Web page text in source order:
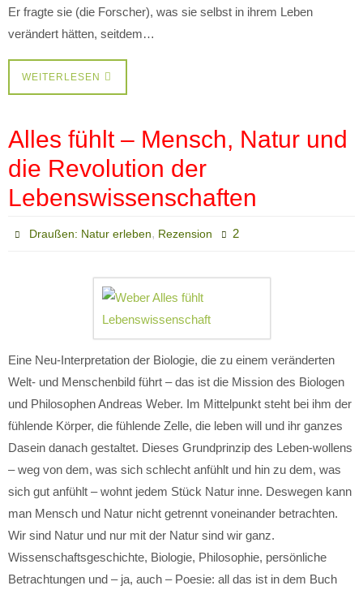
Er fragte sie (die Forscher), was sie selbst in ihrem Leben
verändert hätten, seitdem…
WEITERLESEN
Alles fühlt – Mensch, Natur und
die Revolution der
Lebenswissenschaften
Draußen: Natur erleben, Rezension 2
Eine Neu-Interpretation der Biologie, die zu einem veränderten
Welt- und Menschenbild führt – das ist die Mission des Biologen
und Philosophen Andreas Weber. Im Mittelpunkt steht bei ihm der
fühlende Körper, die fühlende Zelle, die leben will und ihr ganzes
Dasein danach gestaltet. Dieses Grundprinzip des Leben-wollens
– weg von dem, was sich schlecht anfühlt und hin zu dem, was
sich gut anfühlt – wohnt jedem Stück Natur inne. Deswegen kann
man Mensch und Natur nicht getrennt voneinander betrachten.
Wir sind Natur und nur mit der Natur sind wir ganz.
Wissenschaftsgeschichte, Biologie, Philosophie, persönliche
Betrachtungen und – ja, auch – Poesie: all das ist in dem Buch